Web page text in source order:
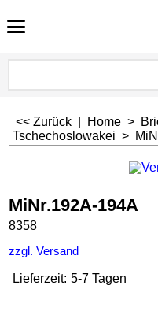
<< Zurück Home >
Tschechoslowakei >
MiNr.192A-194A
8358
zzgl. Versand
Lieferzeit: 5-7 Tagen